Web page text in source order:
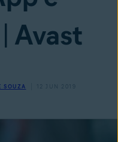
Avast
SOUZA 12 JUN 2019